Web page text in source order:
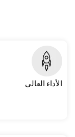
الأداء العالي